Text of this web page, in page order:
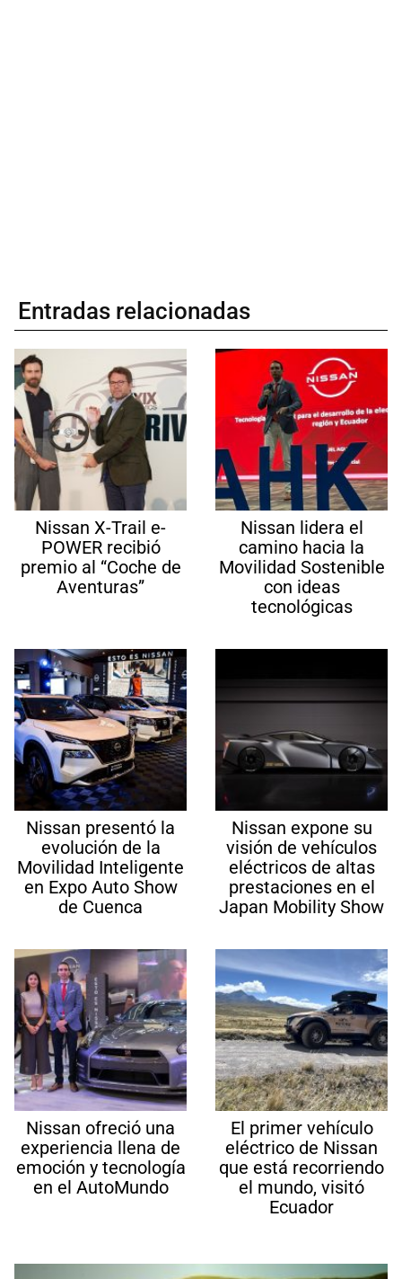
Entradas relacionadas
Nissan X-Trail e-
POWER recibió
premio al “Coche de
Aventuras”
Nissan lidera el
camino hacia la
Movilidad Sostenible
con ideas
tecnológicas
Nissan presentó la
evolución de la
Movilidad Inteligente
en Expo Auto Show
de Cuenca
Nissan expone su
visión de vehículos
eléctricos de altas
prestaciones en el
Japan Mobility Show
Nissan ofreció una
experiencia llena de
emoción y tecnología
en el AutoMundo
El primer vehículo
eléctrico de Nissan
que está recorriendo
el mundo, visitó
Ecuador